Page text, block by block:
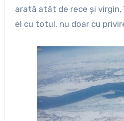
arată atât de rece şi
el cu totul, nu doar cu